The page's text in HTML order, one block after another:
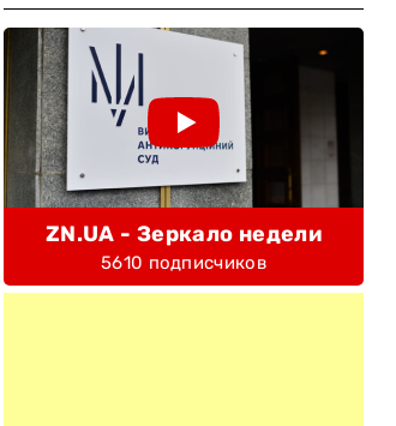
ZN.UA - Зеркало недели
5610 подписчиков